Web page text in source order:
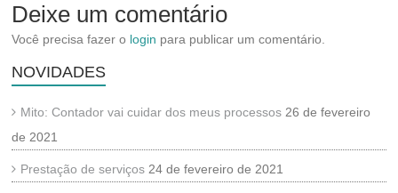
Deixe um comentário
Você precisa fazer o login para publicar um comentário.
NOVIDADES
Mito: Contador vai cuidar dos meus processos 26 de fevereiro
de 2021
Prestação de serviços 24 de fevereiro de 2021